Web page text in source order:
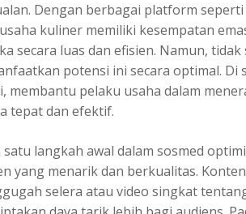
Dengan berbagai platform
kuliner memiliki kesempatan
secara luas dan efisien. Namun,
potensi ini secara optimal. Di
membantu pelaku usaha dalam
tepat dan efektif.
satu langkah awal dalam sosmed
yang menarik dan berkualitas.
selera atau video singkat